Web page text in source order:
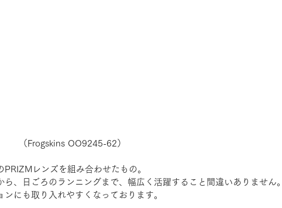
（Frogskins OO9245-62）
レンズを組み合わせたもの。
、日ごろのランニングまで、幅広く活躍すること間違いありません。
にも取り入れやすくなっております。